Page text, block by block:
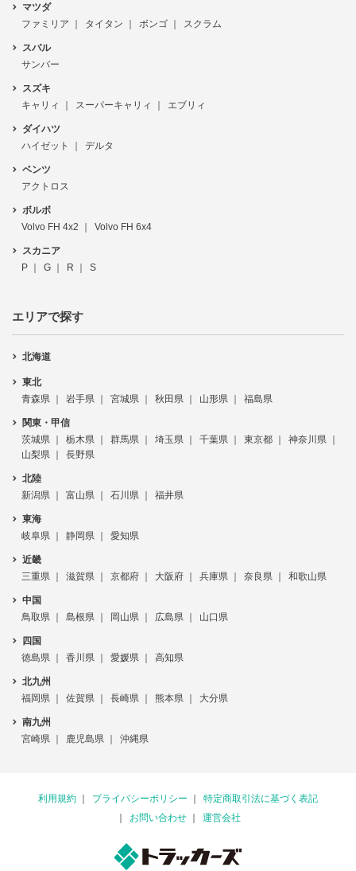
マツダ
ファミリア
タイタン ボンゴ スクラム
スバル
サンバー
スズキ
キャリィ
スーパーキャリィ エブリィ
ダイハツ
ハイゼット
デルタ
ベンツ
アクトロス
ボルボ
Volvo FH 4x2
Volvo FH 6x4
スカニア
P
G R S
エリアで探す
北海道
東北
青森県
岩手県 宮城県 秋田県 山形県 福島県
関東・甲信
茨城県
栃木県 群馬県 埼玉県 千葉県 東京都
神奈川県
山梨県
長野県
北陸
新潟県
富山県 石川県 福井県
東海
岐阜県
静岡県 愛知県
近畿
三重県
滋賀県 京都府 大阪府 兵庫県 奈良県 和歌山県
中国
鳥取県
島根県 岡山県 広島県 山口県
四国
徳島県
香川県 愛媛県 高知県
北九州
福岡県
佐賀県 長崎県 熊本県 大分県
南九州
宮崎県
鹿児島県 沖縄県
利用規約 プライバシーポリシー
特定商取引法に基づく表記
お問い合わせ
運営会社